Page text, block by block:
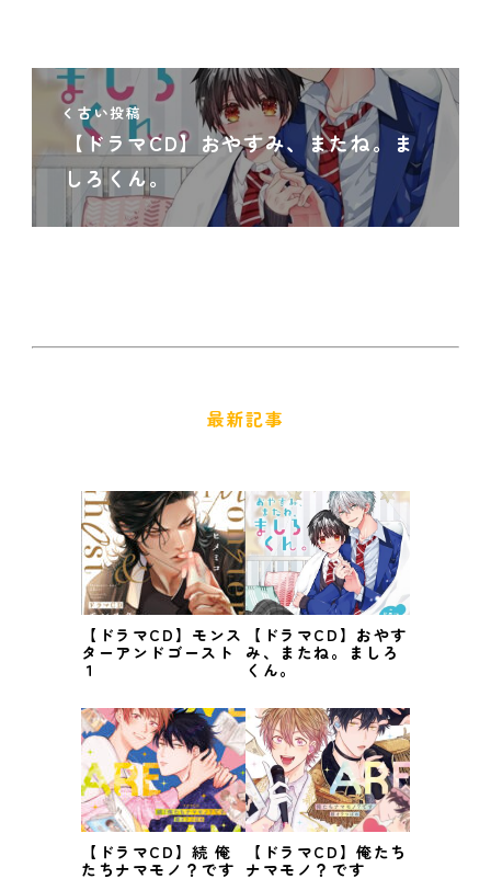
古い投稿
【ドラマCD】おやすみ、またね。ま
しろくん。
最新記事
【ドラマCD】モンス
ターアンドゴースト
１
【ドラマCD】おやす
み、またね。ましろ
くん。
【ドラマCD】続 俺
たちナマモノ？です
【ドラマCD】俺たち
ナマモノ？です